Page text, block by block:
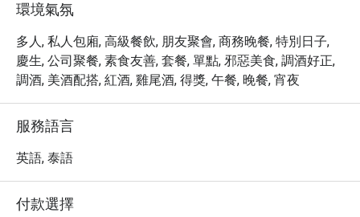
環境氣氛
多人, 私人包廂, 高級餐飲, 朋友聚會, 商務晚餐, 特別日子,
慶生, 公司聚餐, 素食友善, 套餐, 單點, 邪惡美食, 調酒好正,
調酒, 美酒配搭, 紅酒, 雞尾酒, 得獎, 午餐, 晚餐, 宵夜
服務語言
英語, 泰語
付款選擇